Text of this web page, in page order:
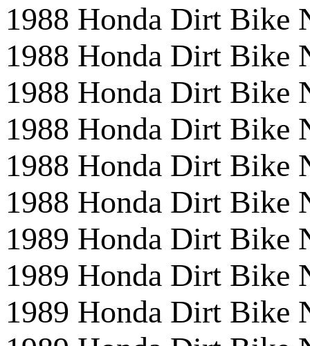
1988 Honda Dirt
1988 Honda Dirt Bike
1988 Honda Dirt
1988 Honda Dirt Bike
1988 Honda Dirt
1988 Honda Dirt Bike
1989 Honda Dirt
1989 Honda Dirt Bike
1989 Honda Dirt